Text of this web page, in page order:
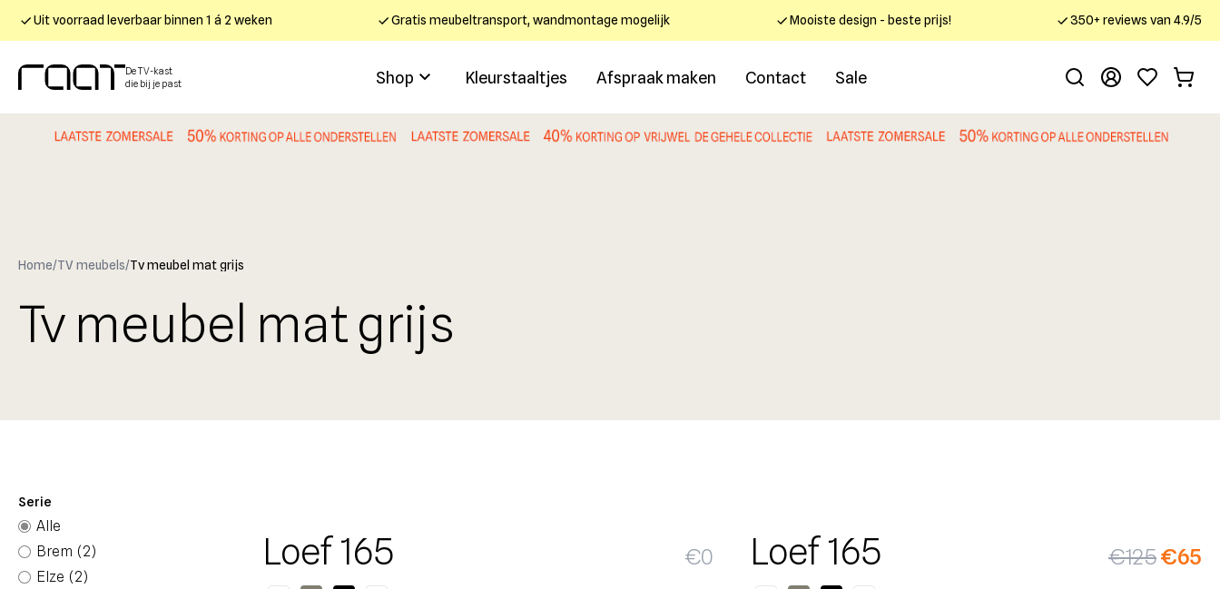
Uit voorraad leverbaar binnen 1 á 2 weken Gratis meubeltransport, wandmontage mogelijk Mooiste design - beste prijs! 350+ reviews van 4.9/5
De TV-kast
die bij je past
Shop Kleurstaaltjes Afspraak maken Contact Sale
.
Home/TV meubels/Tv meubel mat grijs
Tv meubel mat grijs
Serie
Alle
Brem (2)
Elze (2)
Loef 165 €0 Loef 165 €125€65